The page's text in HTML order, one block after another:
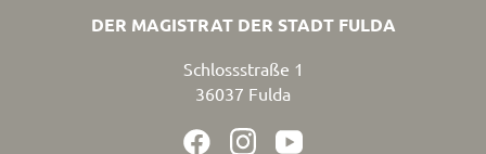
DER MAGISTRAT DER STADT FULDA
Schlossstraße 1
36037 Fulda